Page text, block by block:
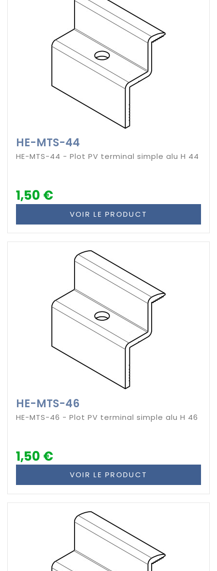
HE-MTS-44
HE-MTS-44 - Plot PV terminal simple alu H 44
1,50 €
VOIR LE PRODUCT
HE-MTS-46
HE-MTS-46 - Plot PV terminal simple alu H 46
1,50 €
VOIR LE PRODUCT